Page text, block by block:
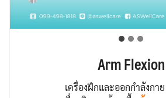
Arm Flexion
เครื่องฝึกและออกกำลังกา